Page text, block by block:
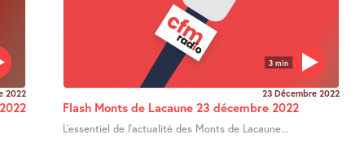
2022
3 min
23 Décembre 2022
Flash Monts de Lacaune 23 décembre 2022
L’essentiel de l’actualité des Monts de Lacaune...